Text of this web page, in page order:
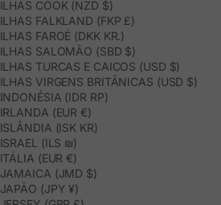
ILHAS COOK (NZD $)
ILHAS FALKLAND (FKP £)
ILHAS FAROÉ (DKK KR.)
ILHAS SALOMÃO (SBD $)
ILHAS TURCAS E CAICOS (USD $)
ILHAS VIRGENS BRITÂNICAS (USD $)
INDONÉSIA (IDR RP)
IRLANDA (EUR €)
ISLÂNDIA (ISK KR)
ISRAEL (ILS ₪)
ITÁLIA (EUR €)
JAMAICA (JMD $)
JAPÃO (JPY ¥)